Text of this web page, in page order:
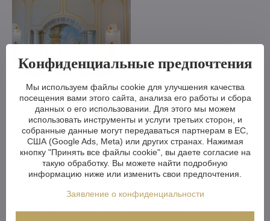
больше, изменить кронштейны, количество лампочек,
укоротить или удлинить цепь - возможности практически
безграничны. А если вам этого недостаточно, мы можем
изготовить хрустальную люстру по вашему проекту.
Если вы не выбрали люстру из нашего ассортимента, мы
изготовим для вас полностью индивидуальную люстру.
Все, что вам нужно, - это рисунок или даже картинка/
оценим возможности производства и в течение недели
Конфиденциальные предпочтения
Мы используем файлы cookie для улучшения качества
посещения вами этого сайта, анализа его работы и сбора
данных о его использовании. Для этого мы можем
использовать инструменты и услуги третьих сторон, и
собранные данные могут передаваться партнерам в ЕС,
США (Google Ads, Meta) или других странах. Нажимая
кнопку "Принять все файлы cookie", вы даете согласие на
такую обработку. Вы можете найти подробную
информацию ниже или изменить свои предпочтения.
Заявление о конфиденциальности